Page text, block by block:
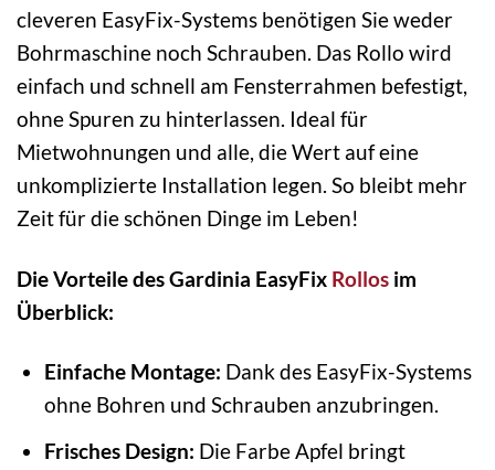
cleveren EasyFix-Systems benötigen Sie weder
Bohrmaschine noch Schrauben. Das Rollo wird
einfach und schnell am Fensterrahmen befestigt,
ohne Spuren zu hinterlassen. Ideal für
Mietwohnungen und alle, die Wert auf eine
unkomplizierte Installation legen. So bleibt mehr
Zeit für die schönen Dinge im Leben!
Die Vorteile des Gardinia EasyFix Rollos im
Überblick:
Einfache Montage: Dank des EasyFix-Systems
ohne Bohren und Schrauben anzubringen.
Frisches Design: Die Farbe Apfel bringt